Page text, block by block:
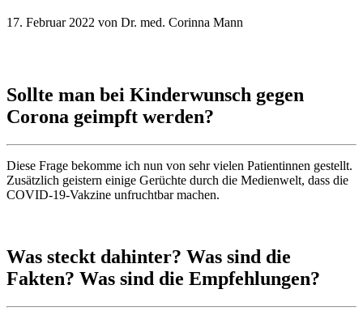
17. Februar 2022 von Dr. med. Corinna Mann
Sollte man bei Kinderwunsch gegen
Corona geimpft werden?
Diese Frage bekomme ich nun von sehr vielen Patientinnen gestellt.
Zusätzlich geistern einige Gerüchte durch die Medienwelt, dass die
COVID-19-Vakzine unfruchtbar machen.
Was steckt dahinter? Was sind die
Fakten? Was sind die Empfehlungen?